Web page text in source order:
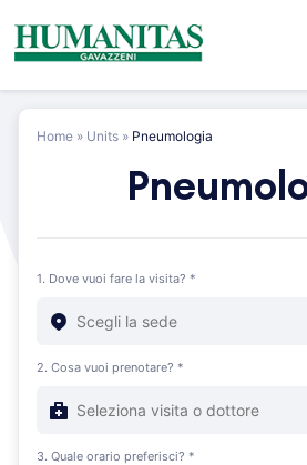
content
Home » Units » Pneumologia
1. Dove vuoi fare la visita? *
2. Cosa vuoi prenotare? *
3. Quale orario preferisci? *